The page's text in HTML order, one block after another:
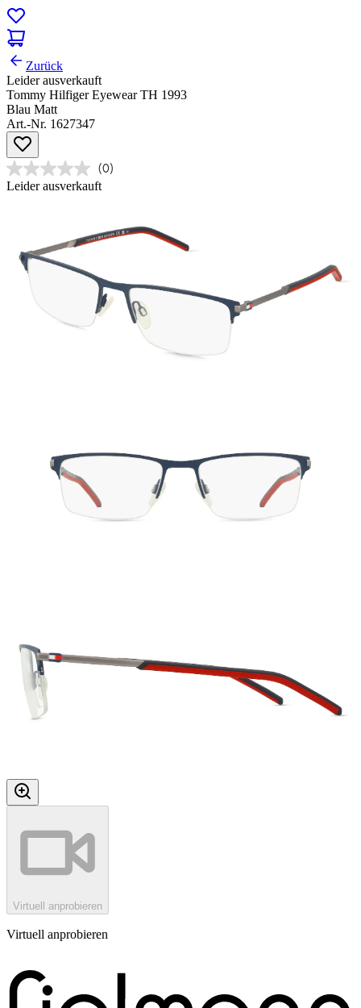
Zurück
Leider ausverkauft
Tommy Hilfiger Eyewear TH 1993
Blau Matt
Art.-Nr. 1627347
(0)
Leider ausverkauft
Virtuell anprobieren
Virtuell anprobieren